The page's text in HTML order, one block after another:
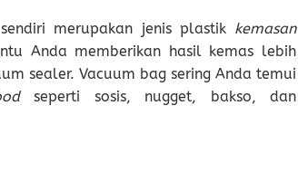
sendiri merupakan jenis plastik kemasan
Anda memberikan hasil kemas lebih
sealer. Vacuum bag sering Anda temui
seperti sosis, nugget, bakso, dan